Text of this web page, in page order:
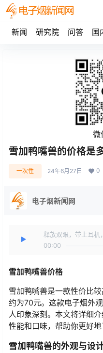
新闻 研究院 问答 国
微
雪加鸭嘴兽的价格是
一次性 24年6月27日 0
电子烟新闻网
释放双眼，带上耳机
00:00
雪加鸭嘴兽价格
雪加鸭嘴兽是一款性价比
约为70元。这款电子烟外
人印象深刻。本文将详细
性能和口味，帮助你更好地
雪加鸭嘴兽的外观与设